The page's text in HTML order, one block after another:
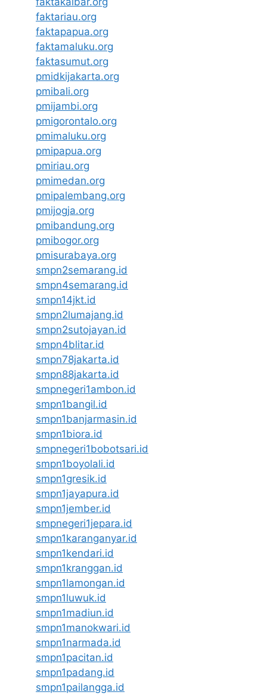
faktariau.org
faktapapua.org
faktamaluku.org
faktasumut.org
pmidkijakarta.org
pmibali.org
pmijambi.org
pmigorontalo.org
pmimaluku.org
pmipapua.org
pmiriau.org
pmimedan.org
pmipalembang.org
pmijogja.org
pmibandung.org
pmibogor.org
pmisurabaya.org
smpn2semarang.id
smpn4semarang.id
smpn14jkt.id
smpn2lumajang.id
smpn2sutojayan.id
smpn4blitar.id
smpn78jakarta.id
smpn88jakarta.id
smpnegeri1ambon.id
smpn1bangil.id
smpn1banjarmasin.id
smpn1biora.id
smpnegeri1bobotsari.id
smpn1boyolali.id
smpn1gresik.id
smpn1jayapura.id
smpn1jember.id
smpnegeri1jepara.id
smpn1karanganyar.id
smpn1kendari.id
smpn1kranggan.id
smpn1lamongan.id
smpn1luwuk.id
smpn1madiun.id
smpn1manokwari.id
smpn1narmada.id
smpn1pacitan.id
smpn1padang.id
smpn1pailangga.id